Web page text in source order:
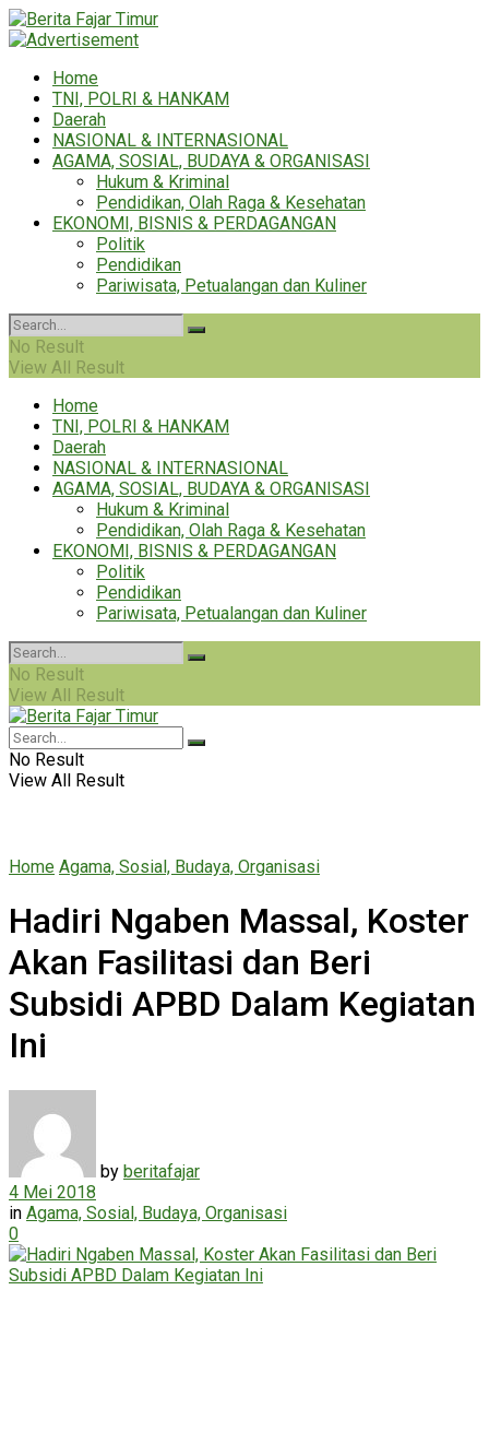
Home
TNI, POLRI & HANKAM
Daerah
NASIONAL & INTERNASIONAL
AGAMA, SOSIAL, BUDAYA & ORGANISASI
Hukum & Kriminal
Pendidikan, Olah Raga & Kesehatan
EKONOMI, BISNIS & PERDAGANGAN
Politik
Pendidikan
Pariwisata, Petualangan dan Kuliner
No Result
View All Result
Home
TNI, POLRI & HANKAM
Daerah
NASIONAL & INTERNASIONAL
AGAMA, SOSIAL, BUDAYA & ORGANISASI
Hukum & Kriminal
Pendidikan, Olah Raga & Kesehatan
EKONOMI, BISNIS & PERDAGANGAN
Politik
Pendidikan
Pariwisata, Petualangan dan Kuliner
No Result
View All Result
No Result
View All Result
Home Agama, Sosial, Budaya, Organisasi
Hadiri Ngaben Massal, Koster
Akan Fasilitasi dan Beri
Subsidi APBD Dalam Kegiatan
Ini
by beritafajar
4 Mei 2018
in Agama, Sosial, Budaya, Organisasi
0